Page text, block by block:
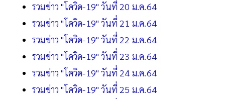
รวมข่าว "โควิด-19" วันที่ 20 ม.ค.64
รวมข่าว "โควิด-19" วันที่ 21 ม.ค.64
รวมข่าว "โควิด-19" วันที่ 22 ม.ค.64
รวมข่าว "โควิด-19" วันที่ 23 ม.ค.64
รวมข่าว "โควิด-19" วันที่ 24 ม.ค.64
รวมข่าว "โควิด-19" วันที่ 25 ม.ค.64